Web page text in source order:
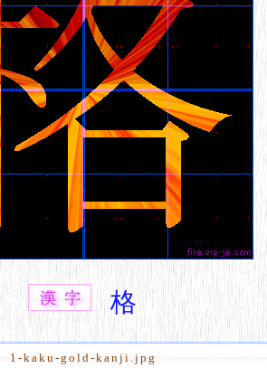
格
1-kaku-gold-kanji.jpg